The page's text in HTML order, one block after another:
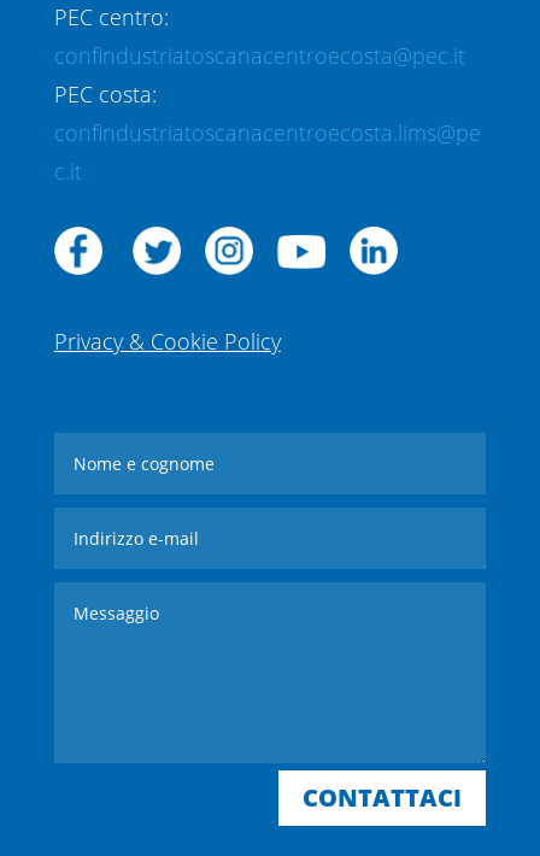
PEC centro:
confindustriatoscanacentroecosta@pec.it
PEC costa:
confindustriatoscanacentroecosta.lims@pe
c.it
Privacy & Cookie Policy
CONTATTACI